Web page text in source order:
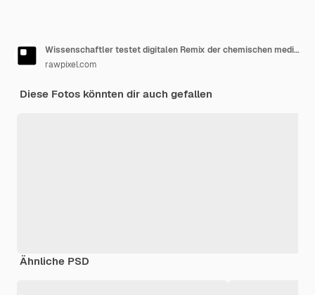
Wissenschaftler testet digitalen Remix der chemischen medizinischen Forschung
rawpixel.com
Diese Fotos könnten dir auch gefallen
Ähnliche PSD